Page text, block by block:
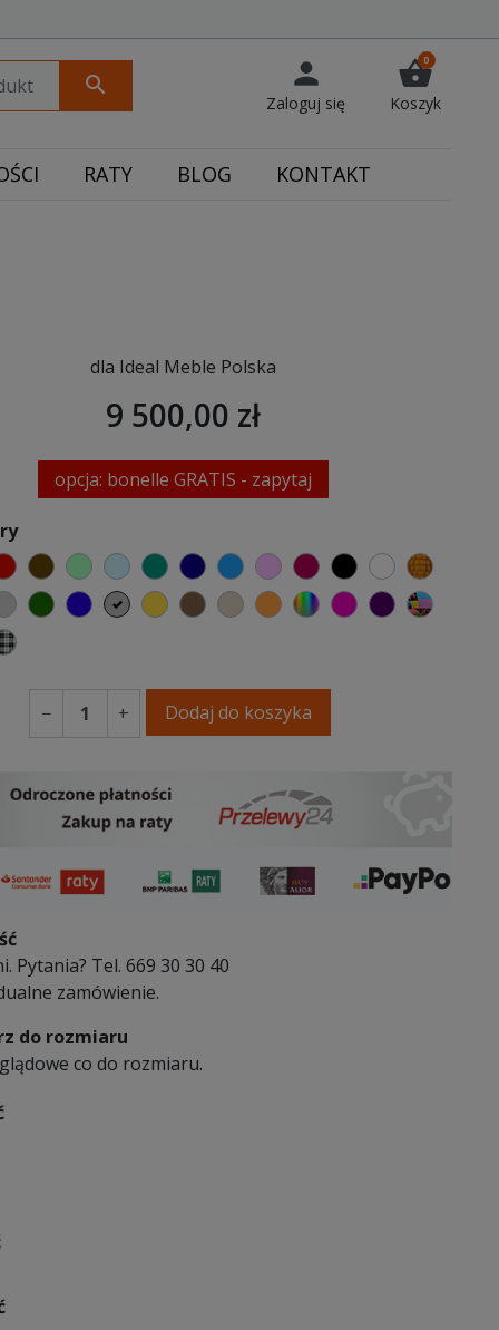
search person
Zaloguj się
shopping_basket
0
Koszyk
RATY BLOG KONTAKT
dla Ideal Meble Polska
9 500,00 zł
opcja: bonelle GRATIS - zapytaj
czerwonyczekoladowy
miętowybłękitnyturkusowy
granatowy
niebieski
różowymalinowy
czarnybiałyzłoty
szary
jasnoszary
butelkowa zieleń
ciemno niebieski
szarymusztardowy
brązowybeżowypomarańczowy
wybór koloru
fuksjafioletowy
Kratka
− + Dodaj do koszyka
Pytania? Tel. 669 30 30 40
zamówienie.
do rozmiaru
co do rozmiaru.